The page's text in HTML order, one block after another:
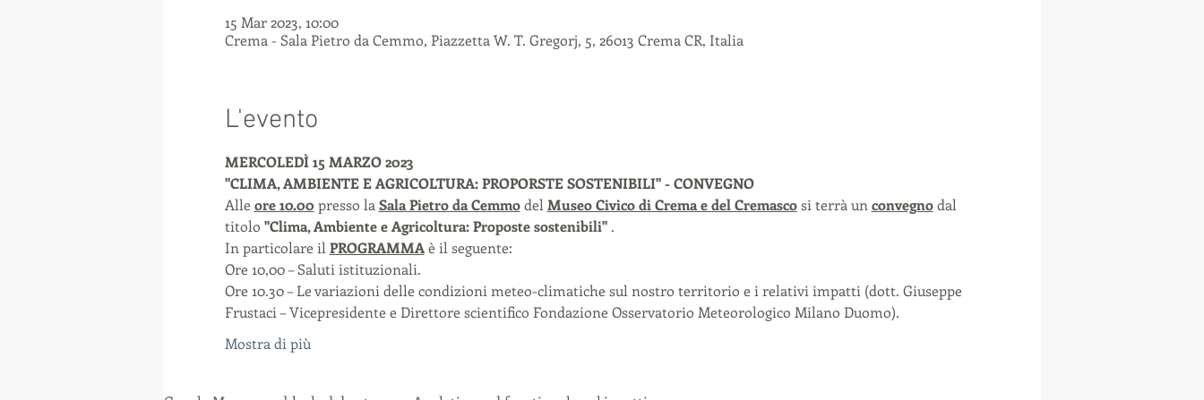
15 Mar 2023, 10:00
Crema - Sala Pietro da Cemmo, Piazzetta W. T. Gregorj, 5, 26013 Crema CR, Italia
L'evento
MERCOLEDÌ 15 MARZO 2023
"CLIMA, AMBIENTE E AGRICOLTURA: PROPORSTE SOSTENIBILI" - CONVEGNO
Alle ore 10.00 presso la Sala Pietro da Cemmo del Museo Civico di Crema e del Cremasco si terrà un convegno dal
titolo "Clima, Ambiente e Agricoltura: Proposte sostenibili" .
In particolare il PROGRAMMA è il seguente:
Ore 10,00 – Saluti istituzionali.
Ore 10.30 – Le variazioni delle condizioni meteo-climatiche sul nostro territorio e i relativi impatti (dott. Giuseppe
Frustaci – Vicepresidente e Direttore scientifico Fondazione Osservatorio Meteorologico Milano Duomo).
Mostra di più